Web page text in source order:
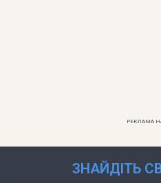
РЕКЛАМА
ЗНАЙДІТЬ